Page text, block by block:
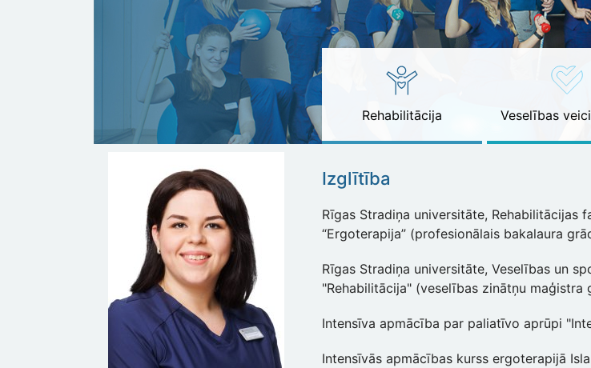
Rehabilitācija Veselības
Izglītība
Rīgas Stradiņa universitāte, Rehabilitācijas
“Ergoterapija” (profesionālais bakalaura
Rīgas Stradiņa universitāte, Veselības un
"Rehabilitācija" (veselības zinātņu maģistra
Intensīva apmācība par paliatīvo aprūpi
Intensīvās apmācības kurss ergoterapijā